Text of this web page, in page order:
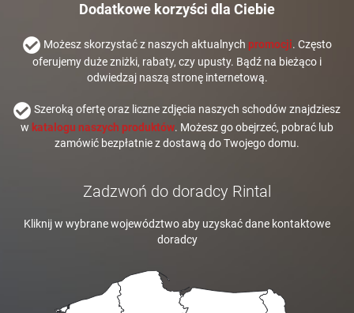
Dodatkowe korzyści dla Ciebie
Możesz skorzystać z naszych aktualnych promocji. Często
oferujemy duże zniżki, rabaty, czy upusty. Bądź na bieżąco i
odwiedzaj naszą stronę internetową.
Szeroką ofertę oraz liczne zdjęcia naszych schodów znajdziesz
w katalogu naszych produktów. Możesz go obejrzeć, pobrać lub
zamówić bezpłatnie z dostawą do Twojego domu.
Zadzwoń do doradcy Rintal
Kliknij w wybrane województwo aby uzyskać dane kontaktowe
doradcy